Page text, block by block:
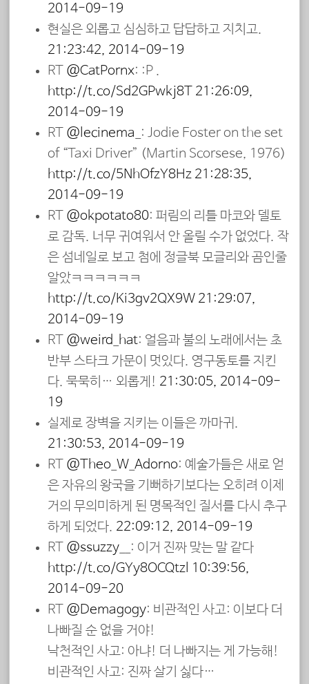
2014-09-19
현실은 외롭고 심심하고 답답하고 지치고.
21:23:42, 2014-09-19
RT @CatPornx: :P .
http://t.co/Sd2GPwkj8T 21:26:09,
2014-09-19
RT @lecinema_ : Jodie Foster on the set
of “Taxi Driver” (Martin Scorsese, 1976)
http://t.co/5NhOfzY8Hz 21:28:35,
2014-09-19
RT @okpotato80: 퍼림의 리틀 마코와 델토
로 감독. 너무 귀여워서 안 올릴 수가 없었다. 작
은 섬네일로 보고 첨에 정글북 모글리와 곰인줄
알았ㅋㅋㅋㅋㅋㅋ
http://t.co/Ki3gv2QX9W 21:29:07,
2014-09-19
RT @weird_hat: 얼음과 불의 노래에서는 초
반부 스타크 가문이 멋있다. 영구동토를 지킨
다. 묵묵히… 외롭게! 21:30:05, 2014-09-
19
실제로 장벽을 지키는 이들은 까마귀.
21:30:53, 2014-09-19
RT @Theo_W_Adorno: 예술가들은 새로 얻
은 자유의 왕국을 기뻐하기보다는 오히려 이제
거의 무의미하게 된 명목적인 질서를 다시 추구
하게 되었다. 22:09:12, 2014-09-19
RT @ssuzzy__ : 이거 진짜 맞는 말 같다
http://t.co/GYy8OCQtzl 10:39:56,
2014-09-20
RT @Demagogy: 비관적인 사고: 이보다 더
나빠질 순 없을 거야!
낙천적인 사고: 아냐! 더 나빠지는 게 가능해!
비관적인 사고: 진짜 살기 싫다…